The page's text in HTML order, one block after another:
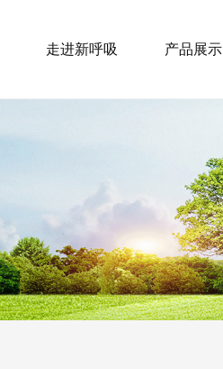
走进新呼吸 产品展示